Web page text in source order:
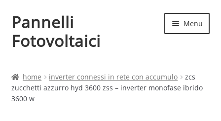
Vai
alla
navigazione
Vai
al
contenuto
Pannelli
Fotovoltaici
Menu
Cart
home inverter connessi in rete con accumulo
zcs
zucchetti azzurro hyd 3600 zss – inverter monofase ibrido
3600 w